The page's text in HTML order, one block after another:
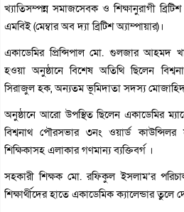
খ্যাতিসম্পন্ন সমাজসেবক ও শিক্ষানুরাগী
এমবিই (মেম্বার অব দ্যা ব্রিটিশ অ্যাম্পায়ার)।
একাডেমির প্রিন্সিপাল মো. গুলজার আহমদ
হওয়া অনুষ্ঠানে বিশেষ অতিথি ছিলেন
সিরাজুল হক, অন্যতম ভূমিদাতা সদস্য
অনুষ্ঠানে আরো উপস্থিত ছিলেন একাডেমির
বিশ্বনাথ পৌরসভার ৩নং ওয়ার্ড
শিক্ষিকাসহ এলাকার গণমান্য ব্যক্তিবর্গ ।
সহকারী শিক্ষক মো. রফিকুল ইসলাম’র
শিক্ষার্থীদের হাতে একাডেমিক ক্যালেন্ডার তুলে